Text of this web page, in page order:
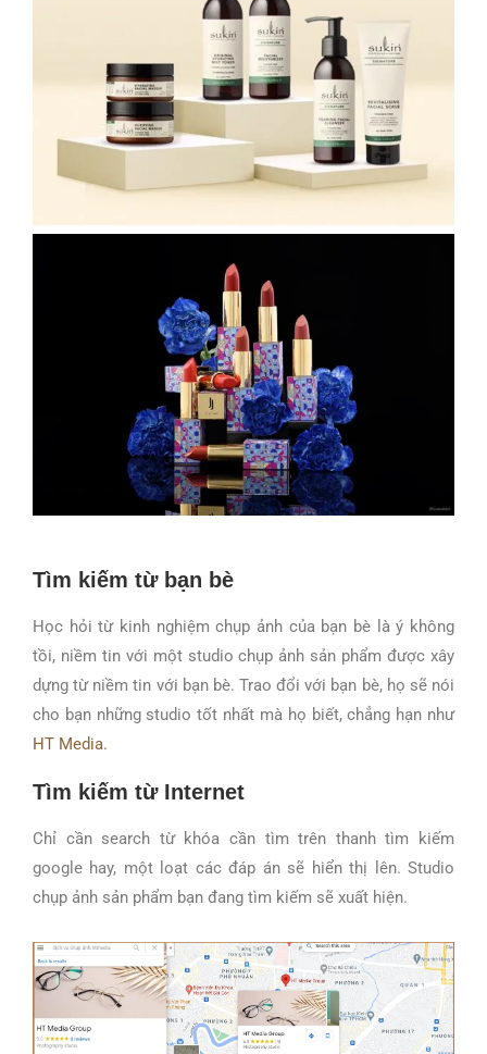
Tìm kiếm từ bạn bè
Học hỏi từ kinh nghiệm chụp ảnh của bạn bè là ý không
tồi, niềm tin với một studio chụp ảnh sản phẩm được xây
dựng từ niềm tin với bạn bè. Trao đổi với bạn bè, họ sẽ nói
cho bạn những studio tốt nhất mà họ biết, chẳng hạn như
HT Media.
Tìm kiếm từ Internet
Chỉ cần search từ khóa cần tìm trên thanh tìm kiếm
google hay, một loạt các đáp án sẽ hiển thị lên. Studio
chụp ảnh sản phẩm bạn đang tìm kiếm sẽ xuất hiện.